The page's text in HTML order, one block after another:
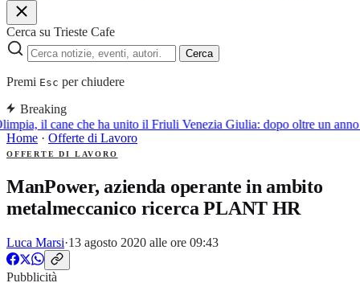
Cerca su Trieste Cafe
Cerca
Premi Esc per chiudere
Breaking
il cane che ha unito il Friuli Venezia Giulia: dopo oltre un
Home · Offerte di Lavoro
OFFERTE DI LAVORO
ManPower, azienda operante in ambito
metalmeccanico ricerca PLANT HR
Luca Marsi·13 agosto 2020 alle ore 09:43
Pubblicità